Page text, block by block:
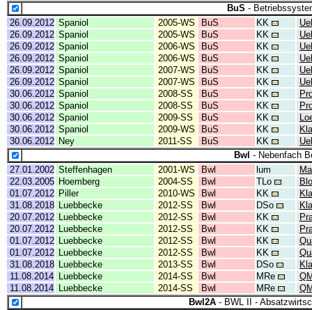
BuS -
26.09.2012 Spaniol 2005-WS BuS KK
26.09.2012 Spaniol 2005-WS BuS KK
26.09.2012 Spaniol 2006-WS BuS KK
26.09.2012 Spaniol 2006-WS BuS KK
26.09.2012 Spaniol 2007-WS BuS KK
26.09.2012 Spaniol 2007-WS BuS KK
30.06.2012 Spaniol 2008-SS BuS KK
30.06.2012 Spaniol 2008-SS BuS KK
30.06.2012 Spaniol 2009-SS BuS KK
30.06.2012 Spaniol 2009-WS BuS KK
30.06.2012 Ney 2011-SS BuS KK
Bwl - Nebenfach
27.01.2002 Steffenhagen 2001-WS Bwl lum
22.03.2005 Hoemberg 2004-SS Bwl TLo
01.07.2012 Piller 2010-WS Bwl KK
31.08.2018
Luebbecke 2012-SS Bwl DSo
20.07.2012
Luebbecke 2012-SS Bwl KK
20.07.2012
Luebbecke 2012-SS Bwl KK
01.07.2012
Luebbecke 2012-SS Bwl KK
01.07.2012
Luebbecke 2012-SS Bwl KK
31.08.2018
Luebbecke 2013-SS Bwl DSo
11.08.2014
Luebbecke 2014-SS Bwl MRe
11.08.2014
Luebbecke 2014-SS Bwl MRe
Bwl2A- BWL II -